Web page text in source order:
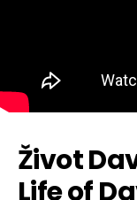
Život
Life of